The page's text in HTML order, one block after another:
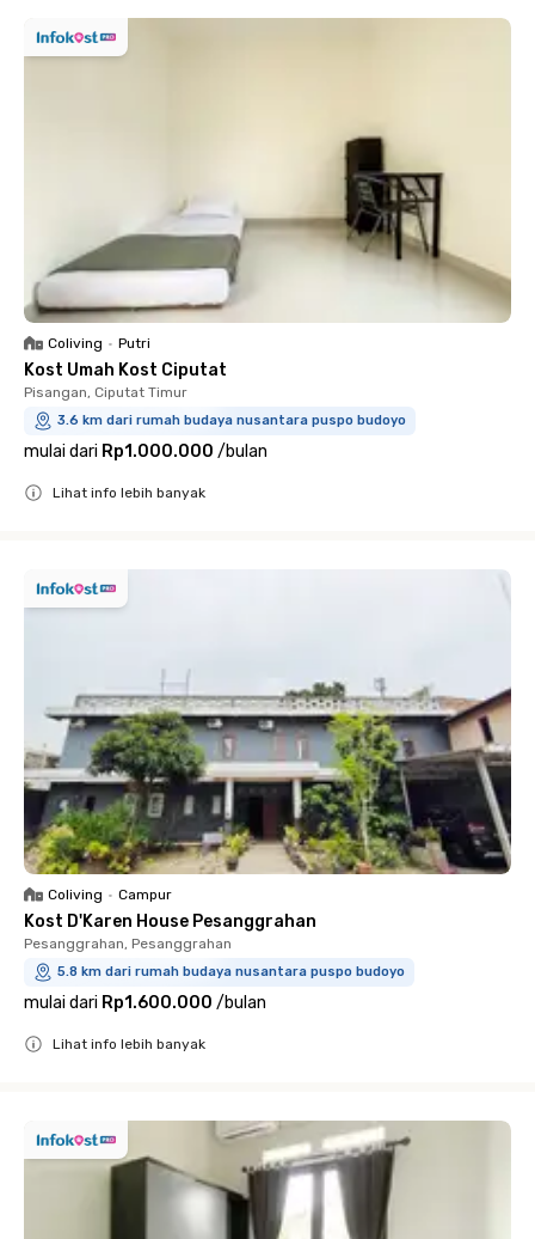
Coliving • Putri
Kost Umah Kost Ciputat
Pisangan, Ciputat Timur
3.6 km dari rumah budaya nusantara puspo budoyo
mulai dari Rp1.000.000 /bulan
Lihat info lebih banyak
Coliving • Campur
Kost D'Karen House Pesanggrahan
Pesanggrahan, Pesanggrahan
5.8 km dari rumah budaya nusantara puspo budoyo
mulai dari Rp1.600.000 /bulan
Lihat info lebih banyak